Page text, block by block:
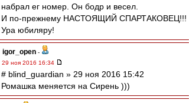
набрал ег номер. Он бодр и весел.
И по-прежнему НАСТОЯЩИЙ СПАРТАКОВЕЦ!!!
Ура юбиляру!
igor_open -
29 ноя 2016 16:34
# blind_guardian » 29 ноя 2016 15:42
Ромашка меняется на Сирень )))